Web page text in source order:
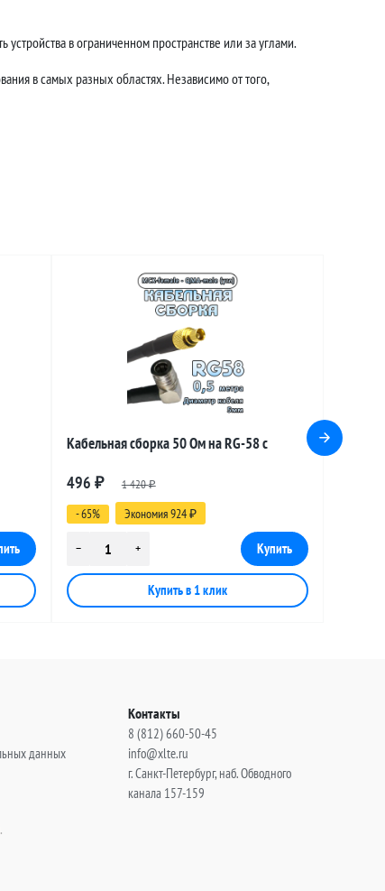
в ограниченном пространстве или за углами.
в самых разных областях. Независимо от того,
Кабельная сборка 50 Ом на RG-58 с
(угловой), 0,5 метра
496 ₽ 1 420₽
- 65% Экономия 924 ₽
данных
Контакты
8 (812) 660-50-45
info@xlte.ru
г. Санкт-Петербург, наб. Обводного
канала 157-159
.